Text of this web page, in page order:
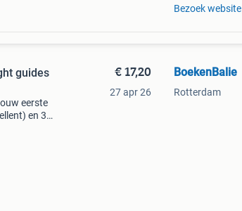
Bezoek website
guides
eerste
en 30
€ 17,20
27 apr 26
BoekenBalie
Rotterdam